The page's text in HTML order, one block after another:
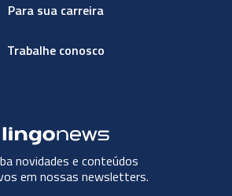
Para sua carreira
Trabalhe conosco
novidades e conteúdos
em nossas newsletters.